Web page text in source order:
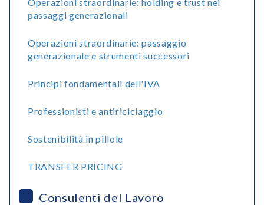
passaggi generazionali
Operazioni straordinarie: passaggio
generazionale e strumenti successori
Principi fondamentali dell'IVA
Professionisti e antiriciclaggio
Sostenibilità in pillole
TRANSFER PRICING
Consulenti del Lavoro